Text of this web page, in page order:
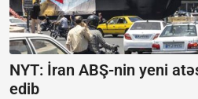
NYT: İran ABŞ-nin yeni
edib